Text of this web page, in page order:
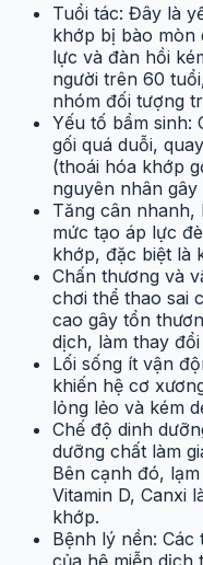
Tuổi tác: Đây là
khớp bị bào mòn
lực và đàn hồi
người trên 60
nhóm đối tượng
Yếu tố bẩm sinh:
gối quá duỗi,
(thoái hóa khớp
nguyên nhân gây
Tăng cân
mức tạo áp lực
khớp, đặc biệt là
Chấn thương và
chơi thể thao sai
cao gây tổn
dịch, làm thay
Lối sống ít vận
khiến hệ cơ
lỏng lẻo và kém
Chế độ dinh
dưỡng chất làm
Bên cạnh đó,
Vitamin D, Canxi
khớp.
Bệnh lý nền:
của hệ miễn dịch